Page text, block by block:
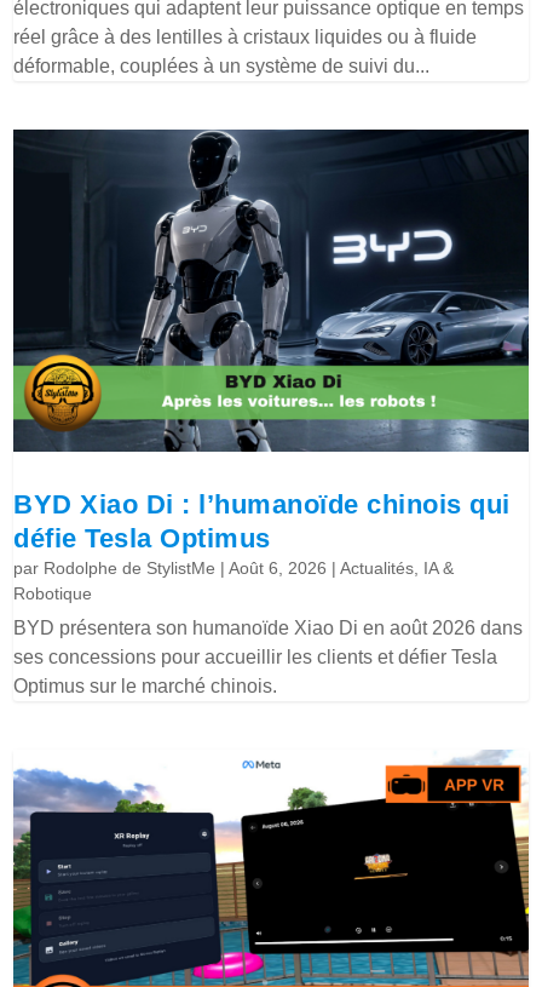
électroniques qui adaptent leur puissance optique en temps
réel grâce à des lentilles à cristaux liquides ou à fluide
déformable, couplées à un système de suivi du...
BYD Xiao Di : l’humanoïde chinois qui
défie Tesla Optimus
par Rodolphe de StylistMe |Août 6, 2026 |Actualités, IA &
Robotique
BYD présentera son humanoïde Xiao Di en août 2026 dans
ses concessions pour accueillir les clients et défier Tesla
Optimus sur le marché chinois.